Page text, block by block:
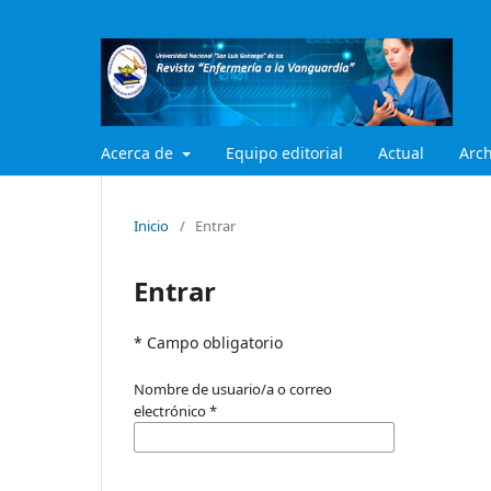
Acerca de Equipo editorial Actual
Inicio / Entrar
Entrar
* Campo obligatorio
Nombre de usuario/a o correo
electrónico*